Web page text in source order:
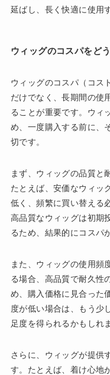
延ばし、長く快適に使用
ウィッグのコスパをど
ウィッグのコスパ（コス
だけでなく、長期間の使
ることが重要です。ウィ
め、一度購入する前に、
切です。
まず、ウィッグの品質と
たとえば、安価なウィッ
低く、頻繁に買い替える
高品質なウィッグは初期
るため、結果的にコスパ
また、ウィッグの使用頻
る場合、高品質で耐久性
め、購入価格に見合った
度が低い場合は、もう少
足度を得られるかもしれ
さらに、ウィッグが提供
す。たとえば、着け心地